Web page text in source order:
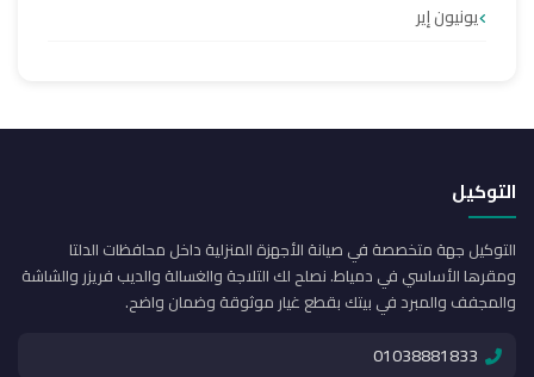
يونيون إير
التوكيل
التوكيل جهة متخصصة في صيانة الأجهزة المنزلية داخل محافظات الدلتا
ومقرها الأساسي في دمياط. نصلح لك التلاجة والغسالة والديب فريزر والشاشة
والمجفف والمبرد في بيتك بقطع غيار موثوقة وضمان واضح.
01038881833